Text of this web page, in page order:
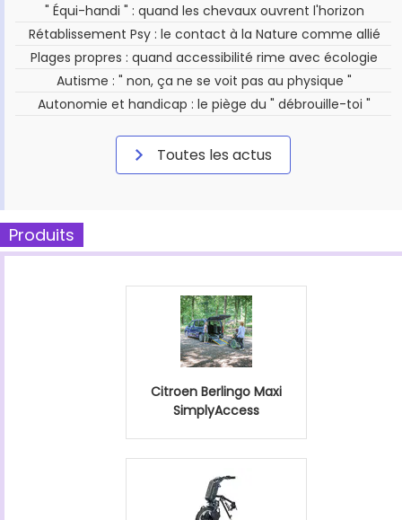
" Équi-handi " : quand les chevaux ouvrent l'horizon
Rétablissement Psy : le contact à la Nature comme allié
Plages propres : quand accessibilité rime avec écologie
Autisme : " non, ça ne se voit pas au physique "
Autonomie et handicap : le piège du " débrouille-toi "
Toutes les actus
Produits
Citroen Berlingo Maxi
SimplyAccess